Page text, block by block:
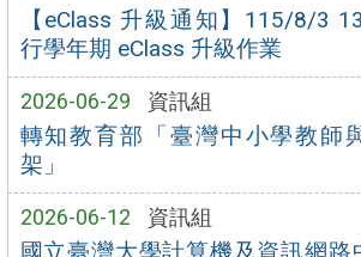
【eClass 升級通知】115/8/3
行學年期 eClass 升級作業
2026-06-29 資訊組
轉知教育部「臺灣中小學教師
架」
2026-06-12 資訊組
國立臺灣大學計算機及資訊網路